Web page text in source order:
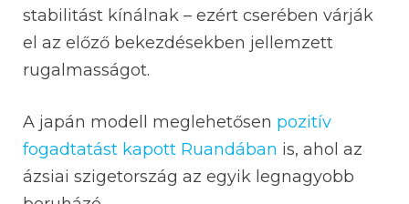
stabilitást kínálnak – ezért cserében várják
el az előző bekezdésekben jellemzett
rugalmasságot.
A japán modell meglehetősen pozitív
fogadtatást kapott Ruandában is, ahol az
ázsiai szigetország az egyik legnagyobb